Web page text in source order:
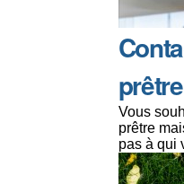
prêtre
Vous
prêtre
pas à qui